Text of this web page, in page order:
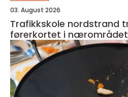
03. August 2026
Trafikkskole nordstrand trygg vei til
førerkortet i nærområdet